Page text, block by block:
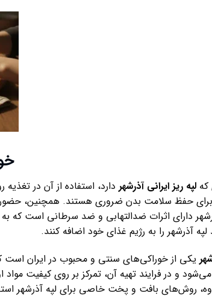
که لپه ریز ایرانی آذرشهر دارد، استفاده از آن در
حفظ سلامت بدن ضروری هستند. همچنین، حضور
دارای اثرات ضدالتهابی و ضد سرطانی است
آذرشهر را به رژیم غذای خود اضافه کنند.
یکی از خوراکی‌های سنتی و محبوب در ایران است
و در فرایند تهیه آن، تمرکز بر روی کیفیت
روش‌های بافت و پخت خاصی برای لپه آذرشهر